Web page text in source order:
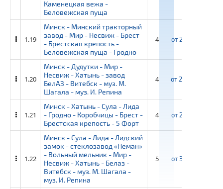
Каменецкая вежа -
Беловежская пуща
1.19
Минск - Минский тракторный
завод - Мир - Несвиж - Брест
- Брестская крепость -
Беловежская пуща - Гродно
4 от28 350 ₽
1.20
Минск - Дудутки - Мир -
Несвиж - Хатынь - завод
БелАЗ - Витебск - муз. М.
Шагала - муз. И. Репина
4 от29 800 ₽
1.21
Минск - Хатынь - Сула - Лида
- Гродно - Коробчицы - Брест -
Брестская крепость - 5 Форт
4 от29 050 ₽
1.22
Минск - Сула - Лида - Лидский
замок - стеклозавод «Нёман»
- Вольный мельник - Мир -
Несвиж - Хатынь - Белаз -
Витебск - муз. М. Шагала -
муз. И. Репина
5 от37 950 ₽